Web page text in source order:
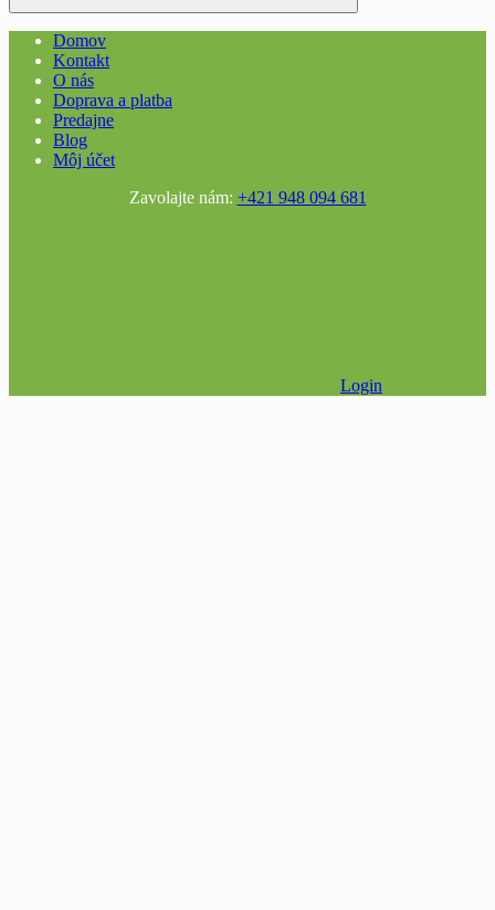
Domov
Kontakt
O nás
Doprava a platba
Predajne
Blog
Môj účet
Zavolajte nám: +421 948 094 681
Login